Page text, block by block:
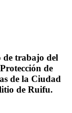
de trabajo del
de
de la Ciudad
de Ruifu.